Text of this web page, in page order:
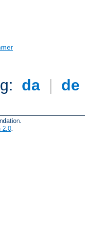
da | de
2.0